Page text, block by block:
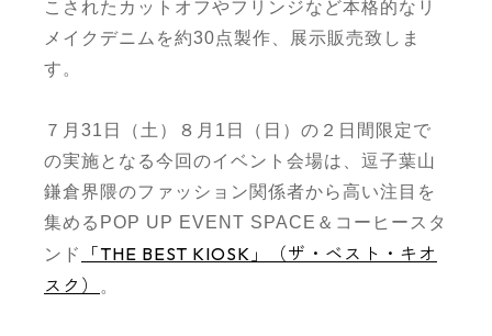
こされた カットオフやフリンジなど本格的なリ
メイクデニム を約30点製作
展示販売致しま
す。
７月 31 日（土）８月 1 日（日）の２日間限定で
の実施となる今回のイベント会場は、逗子葉山
鎌倉界隈のファッション関係者から高い注目を
集める POP UP EVENT SPACE ＆コーヒースタ
ンド
「THE BEST KIOSK 」（ザ・ベスト・キオ
スク）
。